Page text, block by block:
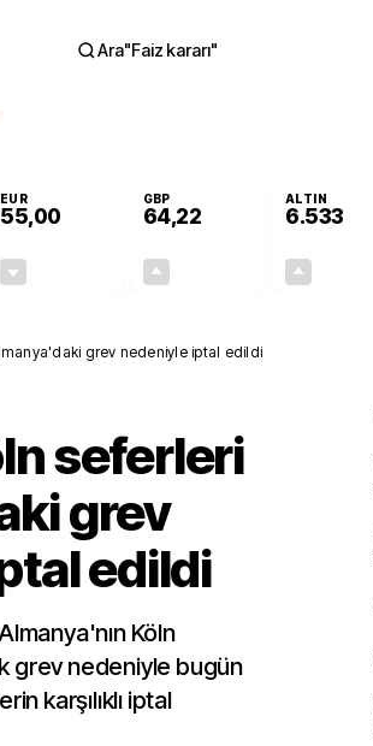
Ara"Faiz kararı"
EUR
55,00
GBP
64,22
ALTIN
6.533
grev nedeniyle iptal edildi
seferleri
grev
edildi
Köln
grev nedeniyle bugün
karşılıklı iptal